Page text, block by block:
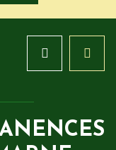
nous".